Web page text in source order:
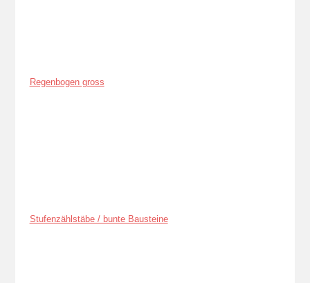
Regenbogen gross
Stufenzählstäbe / bunte Bausteine